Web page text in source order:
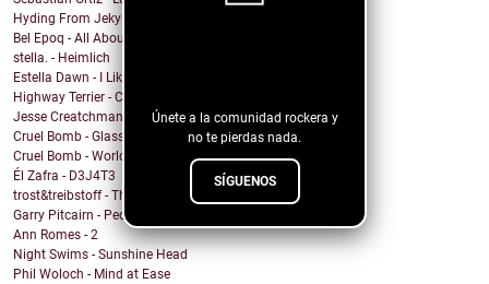
Únete a la comunidad rockera y
no te pierdas nada.
SÍGUENOS
Hyding From Jekyll - Along The Line
Bel Epoq - All About You
stella. - Heimlich
Estella Dawn - I Like It Rough
Highway Terrier - Covid Blues
Jesse Creatchman - Heat Of The Summer Night
Cruel Bomb - Glass House
Cruel Bomb - World Breaker
Él Zafra - D3J4T3
trost&treibstoff - They Don't Need a Photographer
Garry Pitcairn - People Eat People
Ann Romes - 2
Night Swims - Sunshine Head
Phil Woloch - Mind at Ease